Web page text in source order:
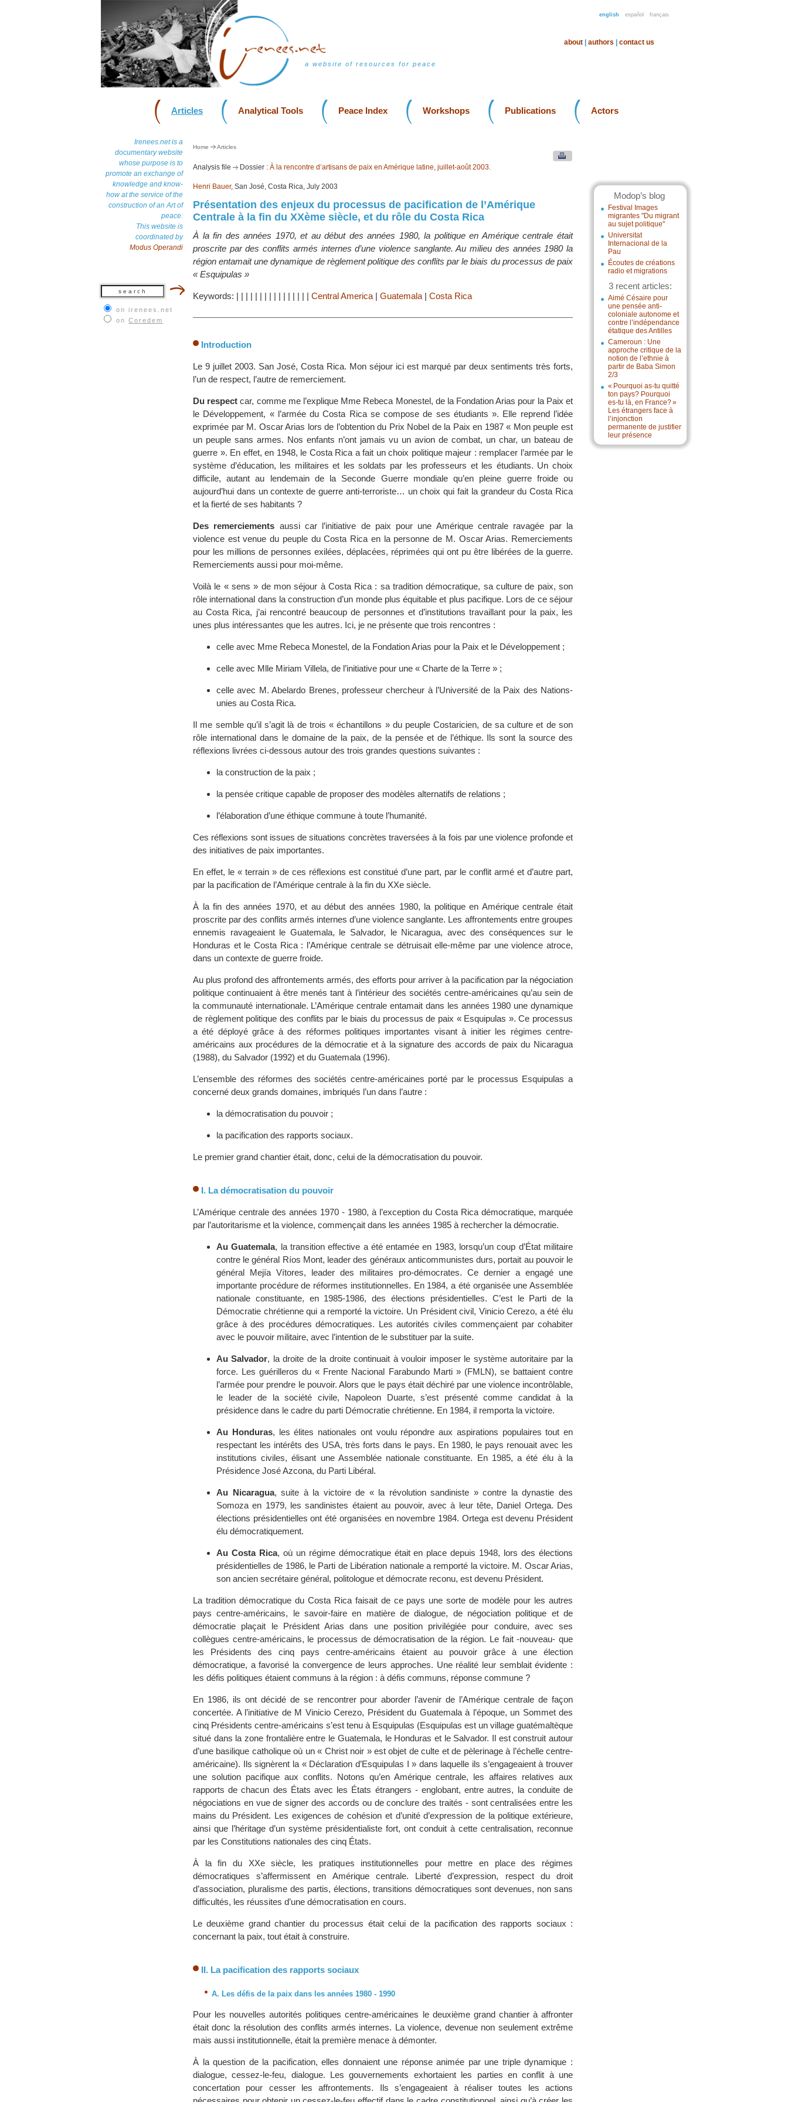
english español français
a website of resources for peace
about authors contact us
Articles Analytical Tools Peace Index Workshops Publications Actors
Irenees.net is a
documentary website
whose purpose is to
promote an exchange of
knowledge and know-
how at the service of the
construction of an Art of
peace.
This website is
coordinated by
Modus Operandi
on irenees.net
on Coredem
Modop’s blog
Festival Images
migrantes "Du migrant
au sujet politique"
Universitat
Internacional de la
Pau
Écoutes de créations
radio et migrations
3 recent articles:
Aimé Césaire pour
une pensée anti-
coloniale autonome et
contre l’indépendance
étatique des Antilles
Cameroun : Une
approche critique de la
notion de l’ethnie à
partir de Baba Simon
2/3
« Pourquoi as-tu quitté
ton pays? Pourquoi
es-tu là, en France? »
Les étrangers face à
l’injonction
permanente de justifier
leur présence
Home Articles
Analysis file Dossier : À la rencontre d’artisans de paix en Amérique latine, juillet-août 2003.
Henri Bauer, San José, Costa Rica, July 2003
Présentation des enjeux du processus de pacification de l’Amérique
Centrale à la fin du XXème siècle, et du rôle du Costa Rica
À la fin des années 1970, et au début des années 1980, la politique en Amérique centrale était
proscrite par des conflits armés internes d’une violence sanglante. Au milieu des années 1980 la
région entamait une dynamique de règlement politique des conflits par le biais du processus de paix
« Esquipulas »
Keywords: | | | | | | | | | | | | | | | | Central America | Guatemala | Costa Rica
Introduction
Le 9 juillet 2003. San José, Costa Rica. Mon séjour ici est marqué par deux sentiments très forts,
l’un de respect, l’autre de remerciement.
Du respect car, comme me l’explique Mme Rebeca Monestel, de la Fondation Arias pour la Paix et
le Développement, « l’armée du Costa Rica se compose de ses étudiants ». Elle reprend l’idée
exprimée par M. Oscar Arias lors de l’obtention du Prix Nobel de la Paix en 1987 « Mon peuple est
un peuple sans armes. Nos enfants n’ont jamais vu un avion de combat, un char, un bateau de
guerre ». En effet, en 1948, le Costa Rica a fait un choix politique majeur : remplacer l’armée par le
système d’éducation, les militaires et les soldats par les professeurs et les étudiants. Un choix
difficile, autant au lendemain de la Seconde Guerre mondiale qu’en pleine guerre froide ou
aujourd’hui dans un contexte de guerre anti-terroriste… un choix qui fait la grandeur du Costa Rica
et la fierté de ses habitants ?
Des remerciements aussi car l’initiative de paix pour une Amérique centrale ravagée par la
violence est venue du peuple du Costa Rica en la personne de M. Oscar Arias. Remerciements
pour les millions de personnes exilées, déplacées, réprimées qui ont pu être libérées de la guerre.
Remerciements aussi pour moi-même.
Voilà le « sens » de mon séjour à Costa Rica : sa tradition démocratique, sa culture de paix, son
rôle international dans la construction d’un monde plus équitable et plus pacifique. Lors de ce séjour
au Costa Rica, j’ai rencontré beaucoup de personnes et d’institutions travaillant pour la paix, les
unes plus intéressantes que les autres. Ici, je ne présente que trois rencontres :
celle avec Mme Rebeca Monestel, de la Fondation Arias pour la Paix et le Développement ;
celle avec Mlle Miriam Villela, de l’initiative pour une « Charte de la Terre » ;
celle avec M. Abelardo Brenes, professeur chercheur à l’Université de la Paix des Nations-
unies au Costa Rica.
Il me semble qu’il s’agit là de trois « échantillons » du peuple Costaricien, de sa culture et de son
rôle international dans le domaine de la paix, de la pensée et de l’éthique. Ils sont la source des
réflexions livrées ci-dessous autour des trois grandes questions suivantes :
la construction de la paix ;
la pensée critique capable de proposer des modèles alternatifs de relations ;
l’élaboration d’une éthique commune à toute l’humanité.
Ces réflexions sont issues de situations concrètes traversées à la fois par une violence profonde et
des initiatives de paix importantes.
En effet, le « terrain » de ces réflexions est constitué d’une part, par le conflit armé et d’autre part,
par la pacification de l’Amérique centrale à la fin du XXe siècle.
À la fin des années 1970, et au début des années 1980, la politique en Amérique centrale était
proscrite par des conflits armés internes d’une violence sanglante. Les affrontements entre groupes
ennemis ravageaient le Guatemala, le Salvador, le Nicaragua, avec des conséquences sur le
Honduras et le Costa Rica : l’Amérique centrale se détruisait elle-même par une violence atroce,
dans un contexte de guerre froide.
Au plus profond des affrontements armés, des efforts pour arriver à la pacification par la négociation
politique continuaient à être menés tant à l’intérieur des sociétés centre-américaines qu’au sein de
la communauté internationale. L’Amérique centrale entamait dans les années 1980 une dynamique
de règlement politique des conflits par le biais du processus de paix « Esquipulas ». Ce processus
a été déployé grâce à des réformes politiques importantes visant à initier les régimes centre-
américains aux procédures de la démocratie et à la signature des accords de paix du Nicaragua
(1988), du Salvador (1992) et du Guatemala (1996).
L’ensemble des réformes des sociétés centre-américaines porté par le processus Esquipulas a
concerné deux grands domaines, imbriqués l’un dans l’autre :
la démocratisation du pouvoir ;
la pacification des rapports sociaux.
Le premier grand chantier était, donc, celui de la démocratisation du pouvoir.
I. La démocratisation du pouvoir
L’Amérique centrale des années 1970 - 1980, à l’exception du Costa Rica démocratique, marquée
par l’autoritarisme et la violence, commençait dans les années 1985 à rechercher la démocratie.
Au Guatemala, la transition effective a été entamée en 1983, lorsqu’un coup d’État militaire
contre le général Ríos Mont, leader des généraux anticommunistes durs, portait au pouvoir le
général Mejía Vítores, leader des militaires pro-démocrates. Ce dernier a engagé une
importante procédure de réformes institutionnelles. En 1984, a été organisée une Assemblée
nationale constituante, en 1985-1986, des élections présidentielles. C’est le Parti de la
Démocratie chrétienne qui a remporté la victoire. Un Président civil, Vinicio Cerezo, a été élu
grâce à des procédures démocratiques. Les autorités civiles commençaient par cohabiter
avec le pouvoir militaire, avec l’intention de le substituer par la suite.
Au Salvador, la droite de la droite continuait à vouloir imposer le système autoritaire par la
force. Les guérilleros du « Frente Nacional Farabundo Marti » (FMLN), se battaient contre
l’armée pour prendre le pouvoir. Alors que le pays était déchiré par une violence incontrôlable,
le leader de la société civile, Napoleon Duarte, s’est présenté comme candidat à la
présidence dans le cadre du parti Démocratie chrétienne. En 1984, il remporta la victoire.
Au Honduras, les élites nationales ont voulu répondre aux aspirations populaires tout en
respectant les intérêts des USA, très forts dans le pays. En 1980, le pays renouait avec les
institutions civiles, élisant une Assemblée nationale constituante. En 1985, a été élu à la
Présidence José Azcona, du Parti Libéral.
Au Nicaragua, suite à la victoire de « la révolution sandiniste » contre la dynastie des
Somoza en 1979, les sandinistes étaient au pouvoir, avec à leur tête, Daniel Ortega. Des
élections présidentielles ont été organisées en novembre 1984. Ortega est devenu Président
élu démocratiquement.
Au Costa Rica, où un régime démocratique était en place depuis 1948, lors des élections
présidentielles de 1986, le Parti de Libération nationale a remporté la victoire. M. Oscar Arias,
son ancien secrétaire général, politologue et démocrate reconu, est devenu Président.
La tradition démocratique du Costa Rica faisait de ce pays une sorte de modèle pour les autres
pays centre-américains, le savoir-faire en matière de dialogue, de négociation politique et de
démocratie plaçait le Président Arias dans une position privilégiée pour conduire, avec ses
collègues centre-américains, le processus de démocratisation de la région. Le fait -nouveau- que
les Présidents des cinq pays centre-américains étaient au pouvoir grâce à une élection
démocratique, a favorisé la convergence de leurs approches. Une réalité leur semblait évidente :
les défis politiques étaient communs à la région : à défis communs, réponse commune ?
En 1986, ils ont décidé de se rencontrer pour aborder l’avenir de l’Amérique centrale de façon
concertée. A l’initiative de M Vinicio Cerezo, Président du Guatemala à l’époque, un Sommet des
cinq Présidents centre-américains s’est tenu à Esquipulas (Esquipulas est un village guatémaltèque
situé dans la zone frontalière entre le Guatemala, le Honduras et le Salvador. Il est construit autour
d’une basilique catholique où un « Christ noir » est objet de culte et de pèlerinage à l’échelle centre-
américaine). Ils signèrent la « Déclaration d’Esquipulas I » dans laquelle ils s’engageaient à trouver
une solution pacifique aux conflits. Notons qu’en Amérique centrale, les affaires relatives aux
rapports de chacun des États avec les États étrangers - englobant, entre autres, la conduite de
négociations en vue de signer des accords ou de conclure des traités - sont centralisées entre les
mains du Président. Les exigences de cohésion et d’unité d’expression de la politique extérieure,
ainsi que l’héritage d’un système présidentialiste fort, ont conduit à cette centralisation, reconnue
par les Constitutions nationales des cinq États.
À la fin du XXe siècle, les pratiques institutionnelles pour mettre en place des régimes
démocratiques s’affermissent en Amérique centrale. Liberté d’expression, respect du droit
d’association, pluralisme des partis, élections, transitions démocratiques sont devenues, non sans
difficultés, les réussites d’une démocratisation en cours.
Le deuxième grand chantier du processus était celui de la pacification des rapports sociaux :
concernant la paix, tout était à construire.
II. La pacification des rapports sociaux
A. Les défis de la paix dans les années 1980 - 1990
Pour les nouvelles autorités politiques centre-américaines le deuxième grand chantier à affronter
était donc la résolution des conflits armés internes. La violence, devenue non seulement extrême
mais aussi institutionnelle, était la première menace à démonter.
À la question de la pacification, elles donnaient une réponse animée par une triple dynamique :
dialogue, cessez-le-feu, dialogue. Les gouvernements exhortaient les parties en conflit à une
concertation pour cesser les affrontements. Ils s’engageaient à réaliser toutes les actions